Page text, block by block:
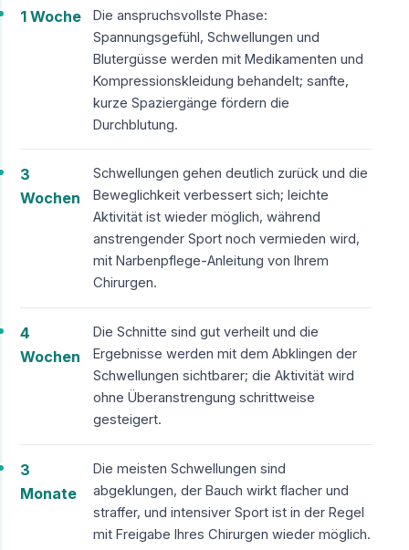
1 Woche
Die anspruchsvollste Phase:
Spannungsgefühl, Schwellungen und
Blutergüsse werden mit Medikamenten und
Kompressionskleidung behandelt; sanfte,
kurze Spaziergänge fördern die
Durchblutung.
3
Wochen
Schwellungen gehen deutlich zurück und die
Beweglichkeit verbessert sich; leichte
Aktivität ist wieder möglich, während
anstrengender Sport noch vermieden wird,
mit Narbenpflege-Anleitung von Ihrem
Chirurgen.
4
Wochen
Die Schnitte sind gut verheilt und die
Ergebnisse werden mit dem Abklingen der
Schwellungen sichtbarer; die Aktivität wird
ohne Überanstrengung schrittweise
gesteigert.
3
Monate
Die meisten Schwellungen sind
abgeklungen, der Bauch wirkt flacher und
straffer, und intensiver Sport ist in der Regel
mit Freigabe Ihres Chirurgen wieder möglich.